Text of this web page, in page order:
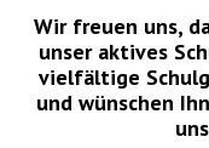
Wir freuen uns,
unser aktives
vielfältige
und wünschen